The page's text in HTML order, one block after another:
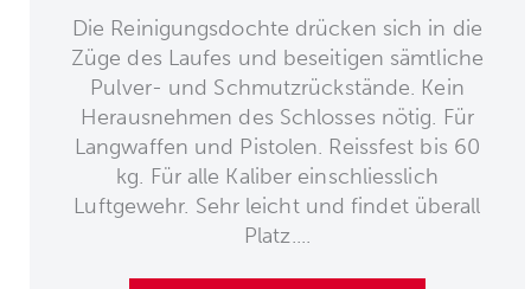
Die Reinigungsdochte drücken sich in die
Züge des Laufes und beseitigen sämtliche
Pulver- und Schmutzrückstände. Kein
Herausnehmen des Schlosses nötig. Für
Langwaffen und Pistolen. Reissfest bis 60
kg. Für alle Kaliber einschliesslich
Luftgewehr. Sehr leicht und findet überall
Platz....